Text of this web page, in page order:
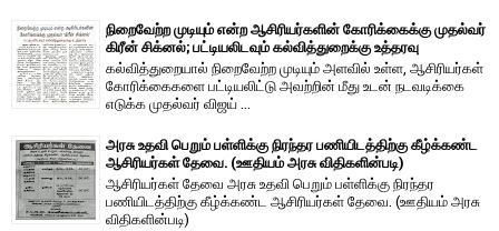
நிறைவேற்ற முடியும் என்ற ஆசிரியர்களின் கோரிக்கைக்கு முதல்வர்
கிரீன் சிக்னல்; பட்டியலிடவும் கல்வித்துறைக்கு உத்தரவு
கல்வித்துறையால் நிறைவேற்ற முடியும் அளவில் உள்ள, ஆசிரியர்கள்
கோரிக்கைகளை பட்டியலிட்டு அவற்றின் மீது உடன் நடவடிக்கை
எடுக்க முதல்வர் விஜய் ...
அரசு உதவி பெறும் பள்ளிக்கு நிரந்தர பணியிடத்திற்கு கீழ்க்கண்ட
ஆசிரியர்கள் தேவை. (ஊதியம் அரசு விதிகளின்படி)
ஆசிரியர்கள் தேவை அரசு உதவி பெறும் பள்ளிக்கு நிரந்தர
பணியிடத்திற்கு கீழ்க்கண்ட ஆசிரியர்கள் தேவை. (ஊதியம் அரசு
விதிகளின்படி)